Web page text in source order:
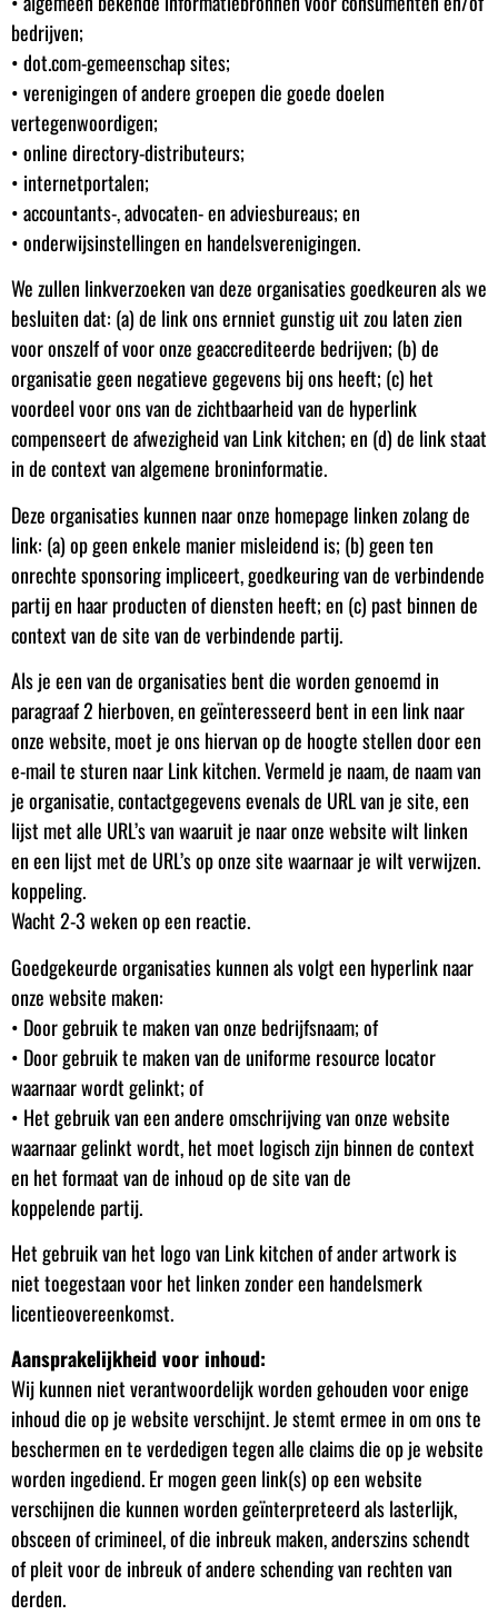
bedrijven;
• dot.com-gemeenschap sites;
• verenigingen of andere groepen die goede doelen
vertegenwoordigen;
• online directory-distributeurs;
• internetportalen;
• accountants-, advocaten- en adviesbureaus; en
• onderwijsinstellingen en handelsverenigingen.
We zullen linkverzoeken van deze organisaties goedkeuren als we
besluiten dat: (a) de link ons ernniet gunstig uit zou laten zien
voor onszelf of voor onze geaccrediteerde bedrijven; (b) de
organisatie geen negatieve gegevens bij ons heeft; (c) het
voordeel voor ons van de zichtbaarheid van de hyperlink
compenseert de afwezigheid van Link kitchen; en (d) de link staat
in de context van algemene broninformatie.
Deze organisaties kunnen naar onze homepage linken zolang de
link: (a) op geen enkele manier misleidend is; (b) geen ten
onrechte sponsoring impliceert, goedkeuring van de verbindende
partij en haar producten of diensten heeft; en (c) past binnen de
context van de site van de verbindende partij.
Als je een van de organisaties bent die worden genoemd in
paragraaf 2 hierboven, en geïnteresseerd bent in een link naar
onze website, moet je ons hiervan op de hoogte stellen door een
e-mail te sturen naar Link kitchen. Vermeld je naam, de naam van
je organisatie, contactgegevens evenals de URL van je site, een
lijst met alle URL’s van waaruit je naar onze website wilt linken
en een lijst met de URL’s op onze site waarnaar je wilt verwijzen.
koppeling.
Wacht 2-3 weken op een reactie.
Goedgekeurde organisaties kunnen als volgt een hyperlink naar
onze website maken:
• Door gebruik te maken van onze bedrijfsnaam; of
• Door gebruik te maken van de uniforme resource locator
waarnaar wordt gelinkt; of
• Het gebruik van een andere omschrijving van onze website
waarnaar gelinkt wordt, het moet logisch zijn binnen de context
en het formaat van de inhoud op de site van de
koppelende partij.
Het gebruik van het logo van Link kitchen of ander artwork is
niet toegestaan voor het linken zonder een handelsmerk
licentieovereenkomst.
Aansprakelijkheid voor inhoud:
Wij kunnen niet verantwoordelijk worden gehouden voor enige
inhoud die op je website verschijnt. Je stemt ermee in om ons te
beschermen en te verdedigen tegen alle claims die op je website
worden ingediend. Er mogen geen link(s) op een website
verschijnen die kunnen worden geïnterpreteerd als lasterlijk,
obsceen of crimineel, of die inbreuk maken, anderszins schendt
of pleit voor de inbreuk of andere schending van rechten van
derden.